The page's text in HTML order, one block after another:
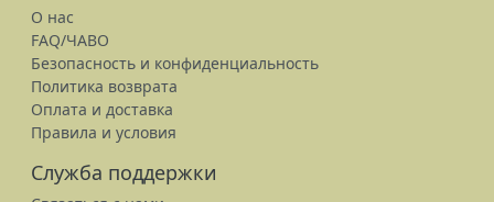
О нас
FAQ/ЧАВО
Безопасность и конфиденциальность
Политика возврата
Оплата и доставка
Правила и условия
Служба поддержки